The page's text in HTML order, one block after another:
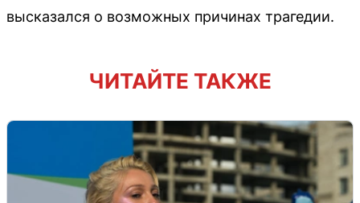
высказался о возможных причинах трагедии.
ЧИТАЙТЕ ТАКЖЕ